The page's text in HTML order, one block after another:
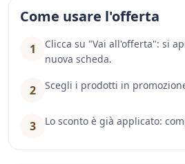
Come usare l'offerta
1
Clicca su "Vai all'offerta": si
nuova scheda.
2 Scegli i prodotti in
3 Lo sconto è già applicato: